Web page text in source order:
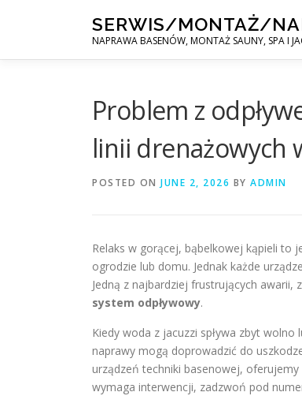
SERWIS/MONTAŻ/
NAPRAWA BASENÓW, MONTAŻ SAUNY, SPA I
Problem z
linii drenażowych
POSTED ON JUNE 2, 2026 BY ADMIN
Relaks w gorącej, bąbelkowej kąpieli to
ogrodzie lub domu. Jednak każde
Jedną z najbardziej frustrujących awarii,
system odpływowy.
Kiedy woda z jacuzzi spływa zbyt
naprawy mogą doprowadzić do
urządzeń techniki basenowej,
wymaga interwencji, zadzwoń pod